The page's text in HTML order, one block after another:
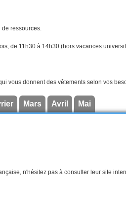
ressources.
de 11h30 à 14h30 (hors vacances
vous donnent des vêtements selon vos
Mars Avril Mai
n'hésitez pas à consulter leur site